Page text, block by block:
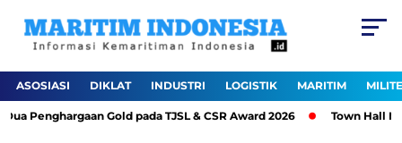
ASOSIASI DIKLAT INDUSTRI LOGISTIK MARITIM
Penghargaan Gold pada TJSL & CSR Award 2026 Town Hall